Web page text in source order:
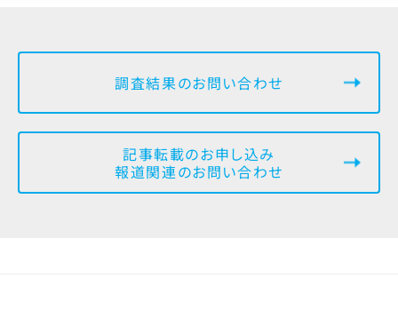
調査結果のお問い合わせ
記事転載のお申し込み
報道関連のお問い合わせ